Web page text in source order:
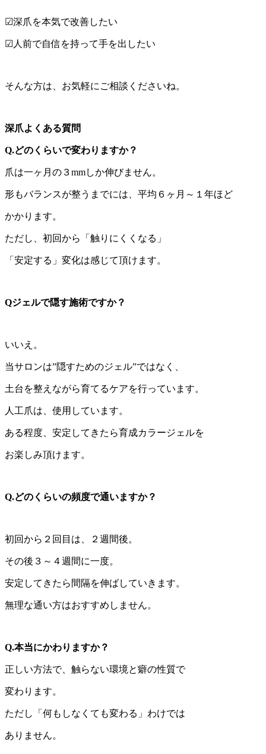
☑深爪を本気で改善したい
☑人前で自信を持って手を出したい
そんな方は、お気軽にご相談くださいね。
深爪よくある質問
Q.どのくらいで変わりますか？
爪は一ヶ月の３mmしか伸びません。
形もバランスが整うまでには、平均６ヶ月～１年ほど
かかります。
ただし、初回から「触りにくくなる」
「安定する」変化は感じて頂けます。
Qジェルで隠す施術ですか？
いいえ。
当サロンは”隠すためのジェル”ではなく、
土台を整えながら育てるケアを行っています。
人工爪は、使用しています。
ある程度、安定してきたら育成カラージェルを
お楽しみ頂けます。
Q.どのくらいの頻度で通いますか？
初回から２回目は、２週間後。
その後３～４週間に一度。
安定してきたら間隔を伸ばしていきます。
無理な通い方はおすすめしません。
Q.本当にかわりますか？
正しい方法で、触らない環境と癖の性質で
変わります。
ただし「何もしなくても変わる」わけでは
ありません。